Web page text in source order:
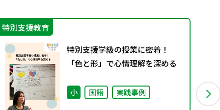
特別支援教育
特別支援学級の授業に密着！
「色と形」で心情理解を深める
小 国語 実践事例